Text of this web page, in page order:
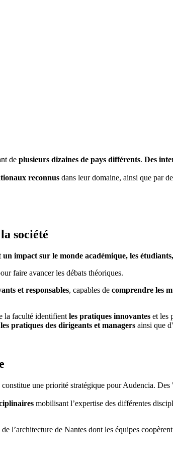
de plusieurs dizaines de pays différents. Des
reconnus dans leur domaine, ainsi que par
société
un impact sur le monde académique, les
faire avancer les débats théoriques.
et responsables, capables de comprendre les
la faculté identifient les pratiques innovantes et les
pratiques des dirigeants et managers ainsi que
une priorité stratégique pour Audencia.
mobilisant l’expertise des différentes
l’architecture de Nantes dont les équipes